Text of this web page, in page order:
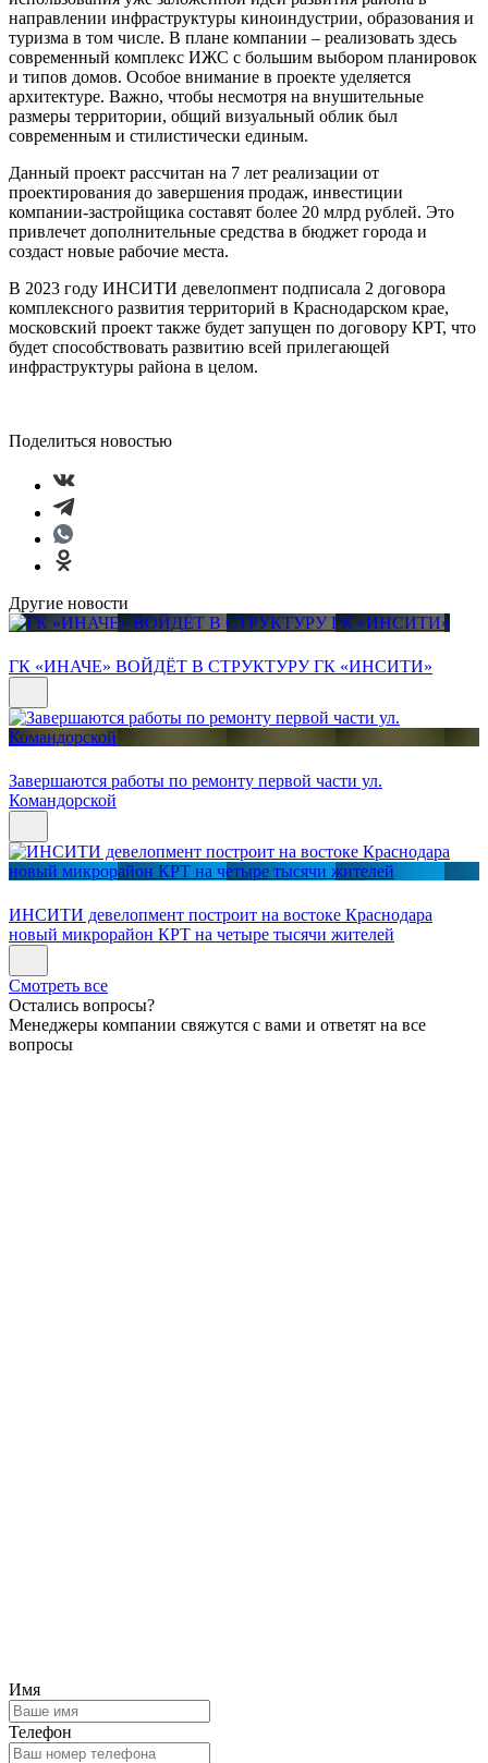
направлении инфраструктуры киноиндустрии, образования и
туризма в том числе. В плане компании – реализовать здесь
современный комплекс ИЖС с большим выбором планировок
и типов домов. Особое внимание в проекте уделяется
архитектуре. Важно, чтобы несмотря на внушительные
размеры территории, общий визуальный облик был
современным и стилистически единым.
Данный проект рассчитан на 7 лет реализации от
проектирования до завершения продаж, инвестиции
компании-застройщика составят более 20 млрд рублей. Это
привлечет дополнительные средства в бюджет города и
создаст новые рабочие места.
В 2023 году ИНСИТИ девелопмент подписала 2 договора
комплексного развития территорий в Краснодарском крае,
московский проект также будет запущен по договору КРТ, что
будет способствовать развитию всей прилегающей
инфраструктуры района в целом.
Поделиться новостью
Другие новости
ГК «ИНАЧЕ» ВОЙДЁТ В СТРУКТУРУ ГК «ИНСИТИ»
Завершаются работы по ремонту первой части ул.
Командорской
ИНСИТИ девелопмент построит на востоке Краснодара
новый микрорайон КРТ на четыре тысячи жителей
Смотреть все
Остались вопросы?
Менеджеры компании свяжутся с вами и ответят на все
вопросы
Имя
Телефон